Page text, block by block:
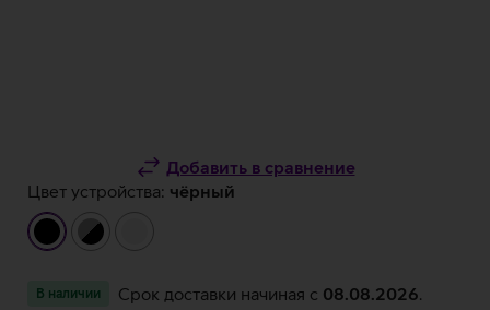
Добавить в сравнение
Цвет устройства: чёрный
чёрныйсерый/
В наличии Срок доставки начиная c 08.08.2026